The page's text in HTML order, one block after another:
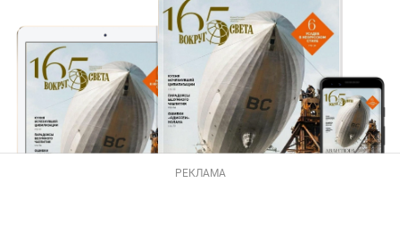
РЕКЛАМА